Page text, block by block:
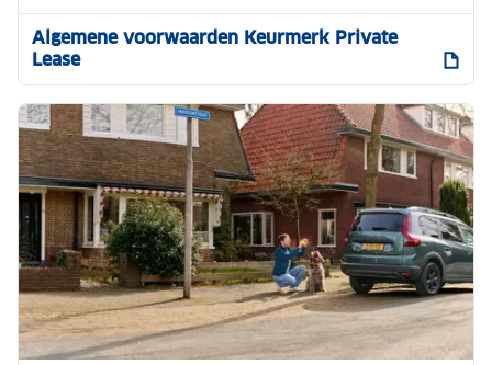
Algemene voorwaarden Keurmerk Private
Lease